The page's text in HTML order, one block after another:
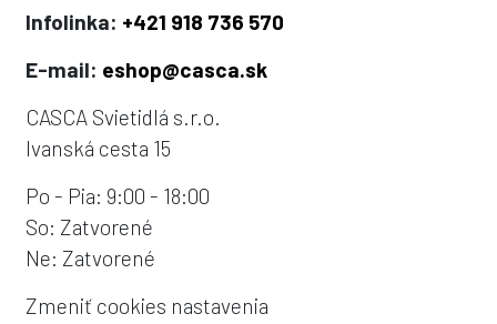
Infolinka: +421 918 736 570
E-mail: eshop@casca.sk
CASCA Svietidlá s.r.o.
Ivanská cesta 15
Po - Pia: 9:00 - 18:00
So: Zatvorené
Ne: Zatvorené
Zmeniť cookies nastavenia